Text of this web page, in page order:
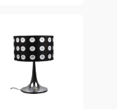
Canapé
Chevet
Complète
Literie
Table